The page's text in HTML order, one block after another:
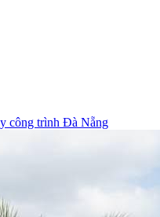
công trình Đà Nẵng